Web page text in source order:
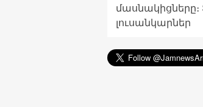
մասնակիցները։
լուսանկարներ